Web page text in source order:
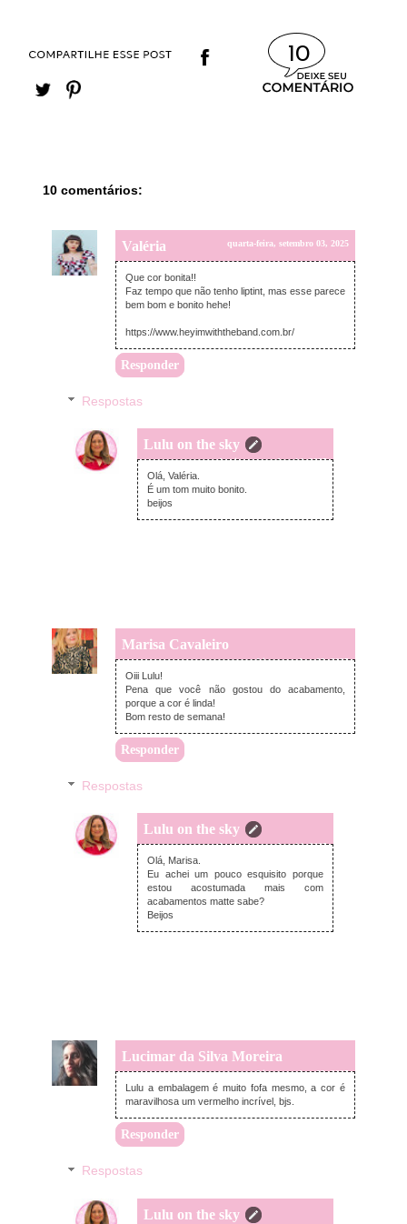
10
10 comentários:
Valéria quarta-feira, setembro 03, 2025
Que cor bonita!!
Faz tempo que não tenho liptint, mas esse parece
bem bom e bonito hehe!
https://www.heyimwiththeband.com.br/
Responder
Respostas
Lulu on the sky
domingo, setembro 14, 2025
Olá, Valéria.
É um tom muito bonito.
beijos
Marisa Cavaleiro
quarta-feira, setembro 03, 2025
Oiii Lulu!
Pena que você não gostou do acabamento,
porque a cor é linda!
Bom resto de semana!
Responder
Respostas
Lulu on the sky
domingo, setembro 14, 2025
Olá, Marisa.
Eu achei um pouco esquisito porque
estou acostumada mais com
acabamentos matte sabe?
Beijos
Lucimar da Silva Moreira
quarta-feira, setembro 03, 2025
Lulu a embalagem é muito fofa mesmo, a cor é
maravilhosa um vermelho incrível, bjs.
Responder
Respostas
Lulu on the sky